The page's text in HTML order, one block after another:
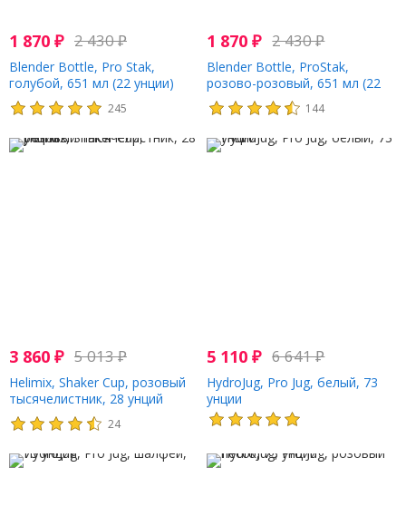
1 870 ₽ 2 430₽
Blender Bottle, Pro Stak,
голубой, 651 мл (22 унции)
245
1 870₽ 2 430₽
Blender Bottle, ProStak,
розово-розовый, 651 мл (22
унции)
144
3 860 ₽ 5 013₽
Helimix, Shaker Cup, розовый
тысячелистник, 28 унций
24
5 110₽ 6 641₽
HydroJug, Pro Jug, белый, 73
унции